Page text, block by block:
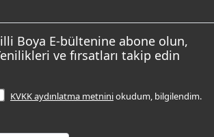
Boya E-bültenine abone olun,
ve fırsatları takip edin
KVKK aydınlatma metniniokudum, bilgilendim.